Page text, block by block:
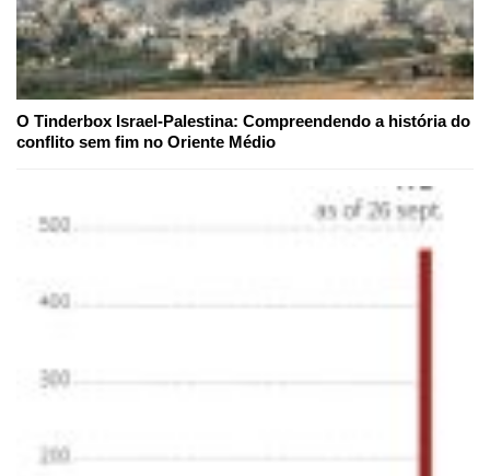
O Tinderbox Israel-Palestina: Compreendendo a história do
conflito sem fim no Oriente Médio